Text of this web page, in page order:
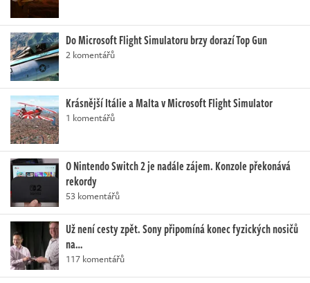
Do Microsoft Flight Simulatoru brzy dorazí Top Gun
2 komentářů
Krásnější Itálie a Malta v Microsoft Flight Simulator
1 komentářů
O Nintendo Switch 2 je nadále zájem. Konzole překonává
rekordy
53 komentářů
Už není cesty zpět. Sony připomíná konec fyzických nosičů
na…
117 komentářů